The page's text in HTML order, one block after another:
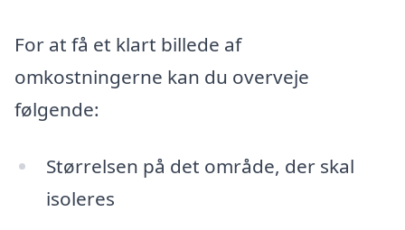
For at få et klart billede af
omkostningerne kan du overveje
følgende:
Størrelsen på det område, der skal
isoleres